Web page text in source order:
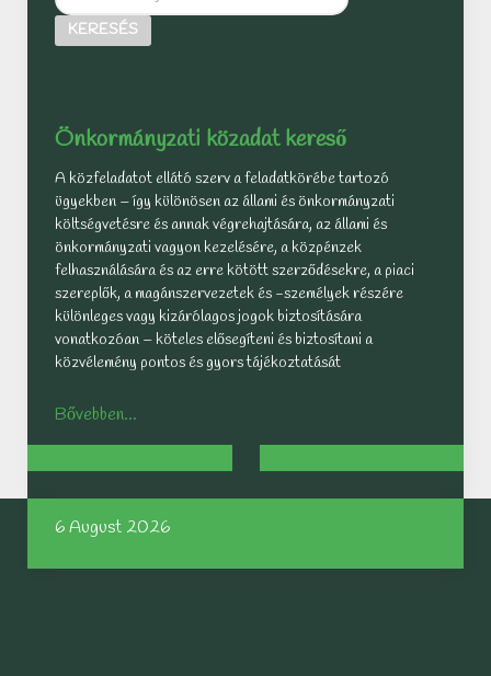
keres?
- KERESÉS
Önkormányzati közadat kereső
A közfeladatot ellátó szerv a feladatkörébe tartozó
ügyekben – így különösen az állami és önkormányzati
költségvetésre és annak végrehajtására, az állami és
önkormányzati vagyon kezelésére, a közpénzek
felhasználására és az erre kötött szerződésekre, a piaci
szereplők, a magánszervezetek és -személyek részére
különleges vagy kizárólagos jogok biztosítására
vonatkozóan – köteles elősegíteni és biztosítani a
közvélemény pontos és gyors tájékoztatását
Bővebben...
6 August 2026